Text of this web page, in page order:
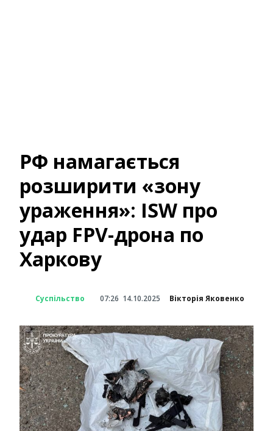
РФ намагається
розширити «зону
ураження»: ISW про
удар FPV-дрона по
Харкову
Суспільство 07:26 14.10.2025 Вікторія Яковенко